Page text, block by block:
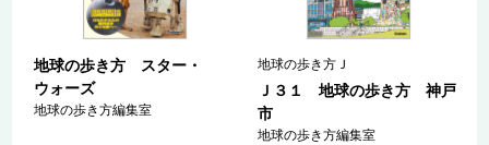
地球の歩き方 スター・
ウォーズ
地球の歩き方編集室
地球の歩き方Ｊ
Ｊ３１ 地球の歩き方 神戸
市
地球の歩き方編集室